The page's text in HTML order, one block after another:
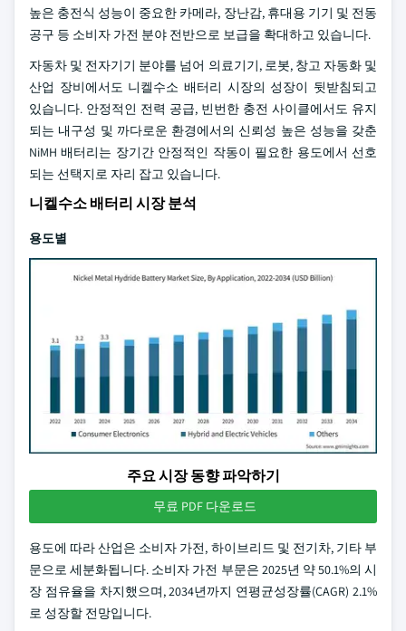
높은 충전식 성능이 중요한 카메라, 장난감, 휴대용 기기 및 전동
공구 등 소비자 가전 분야 전반으로 보급을 확대하고 있습니다.
자동차 및 전자기기 분야를 넘어 의료기기, 로봇, 창고 자동화 및
산업 장비에서도 니켈수소 배터리 시장의 성장이 뒷받침되고
있습니다. 안정적인 전력 공급, 빈번한 충전 사이클에서도 유지
되는 내구성 및 까다로운 환경에서의 신뢰성 높은 성능을 갖춘
NiMH 배터리는 장기간 안정적인 작동이 필요한 용도에서 선호
되는 선택지로 자리 잡고 있습니다.
니켈수소 배터리 시장 분석
용도별
주요 시장 동향 파악하기
무료 PDF 다운로드
용도에 따라 산업은 소비자 가전, 하이브리드 및 전기차, 기타 부
문으로 세분화됩니다. 소비자 가전 부문은 2025년 약 50.1%의 시
장 점유율을 차지했으며, 2034년까지 연평균성장률(CAGR) 2.1%
로 성장할 전망입니다.